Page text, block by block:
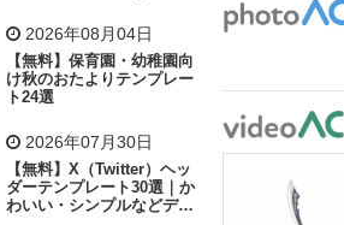
2026年08月04日
【無料】保育園・幼稚園向
け秋のおたよりテンプレー
ト24選
2026年07月30日
【無料】X（Twitter）ヘッ
ダーテンプレート30選｜か
わいい・シンプルなどデザ